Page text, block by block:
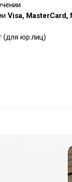
Visa,
(для юр.лиц)